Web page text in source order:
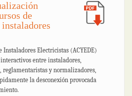
de
Instaladores Electricistas (ACYEDE)
entre instaladores,
reglamentaristas y normalizadores,
la desconexión provocada